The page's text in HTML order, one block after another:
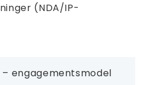
(NDA/IP-
engagementsmodel